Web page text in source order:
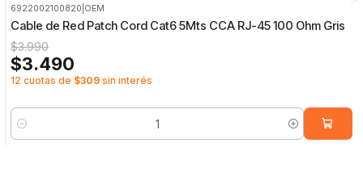
6922002100820 OEM
Cable de Red Patch Cord Cat6 5Mts CCA RJ-45 100 Ohm Gris
$3.990
$3.490
12 cuotas de $309 sin interés
Cantidad